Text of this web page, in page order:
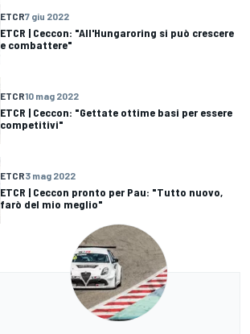
ETCR7 giu 2022
ETCR | Ceccon: "All'Hungaroring si può crescere
e combattere"
ETCR10 mag 2022
ETCR | Ceccon: "Gettate ottime basi per essere
competitivi"
ETCR3 mag 2022
ETCR | Ceccon pronto per Pau: "Tutto nuovo,
farò del mio meglio"